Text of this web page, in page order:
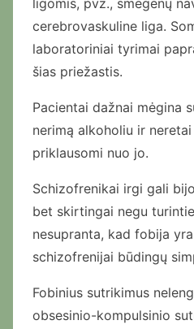
ligomis, pvz., smegenų
cerebrovaskuline liga.
laboratoriniai tyrimai
šias priežastis.
Pacientai dažnai mėgina
nerimą alkoholiu ir
priklausomi nuo jo.
Schizofrenikai irgi gali
bet skirtingai negu
nesupranta, kad fobija
schizofrenijai būdingų
Fobinius sutrikimus
obsesinio-kompulsinio